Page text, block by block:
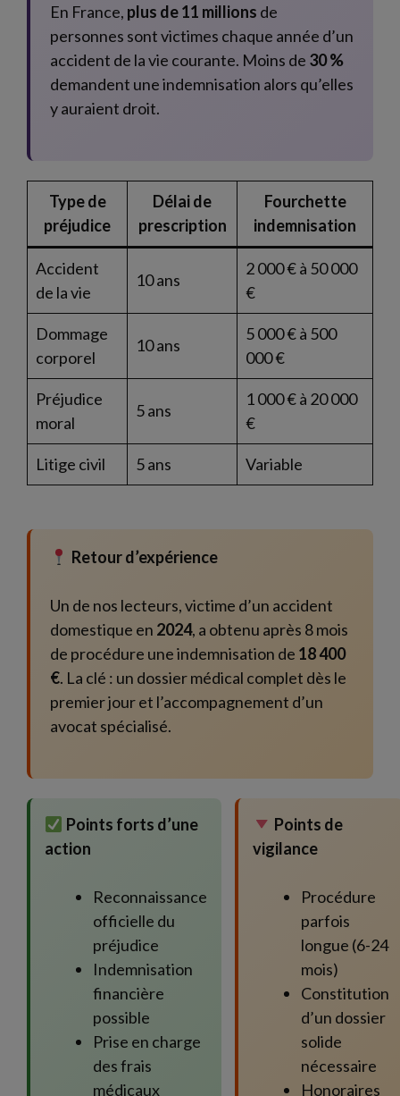
En France, plus de 11 millions de
personnes sont victimes chaque année d’un
accident de la vie courante. Moins de 30 %
demandent une indemnisation alors qu’elles
y auraient droit.
Type de
préjudice
Délai de
prescription
Fourchette
indemnisation
Accident
de la vie
10 ans
2 000 € à 50 000
€
Dommage
corporel
10 ans
5 000 € à 500
000 €
Préjudice
moral
5 ans
1 000 € à 20 000
€
Litige civil 5 ans Variable
Retour d’expérience
Un de nos lecteurs, victime d’un accident
domestique en 2024, a obtenu après 8 mois
de procédure une indemnisation de 18 400
€. La clé : un dossier médical complet dès le
premier jour et l’accompagnement d’un
avocat spécialisé.
Points forts d’une
action
Reconnaissance
officielle du
préjudice
Indemnisation
financière
possible
Prise en charge
des frais
médicaux
Points de
vigilance
Procédure
parfois
longue (6-24
mois)
Constitution
d’un dossier
solide
nécessaire
Honoraires